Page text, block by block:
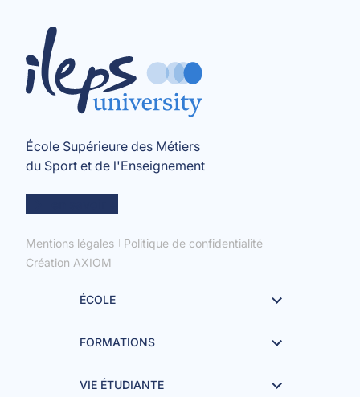
École Supérieure des Métiers
du Sport et de l'Enseignement
Mentions légales
Politique de confidentialité
Création AXIOM
ÉCOLE
FORMATIONS
VIE ÉTUDIANTE